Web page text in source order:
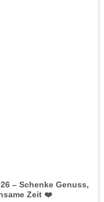
– Schenke Genuss,
Zeit ❤️